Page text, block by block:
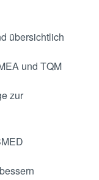
übersichtlich
und TQM
zur